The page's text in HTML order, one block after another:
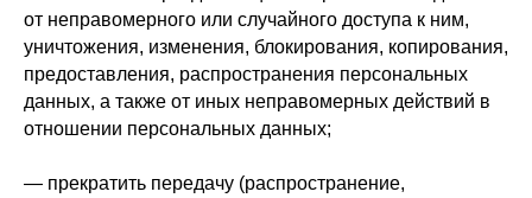
от неправомерного или случайного доступа к ним,
уничтожения, изменения, блокирования, копирования,
предоставления, распространения персональных
данных, а также от иных неправомерных действий в
отношении персональных данных;
— прекратить передачу (распространение,